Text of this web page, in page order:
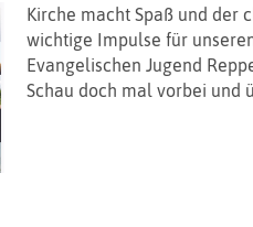
Kirche macht Spaß und der
wichtige Impulse für
Evangelischen Jugend
Schau doch mal vorbei und